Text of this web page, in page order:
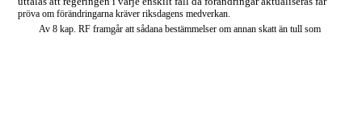
pröva om förändringarna kräver riksdagens medverkan.
Av 8 kap. RF framgår att sådana bestämmelser om annan skatt än tull som